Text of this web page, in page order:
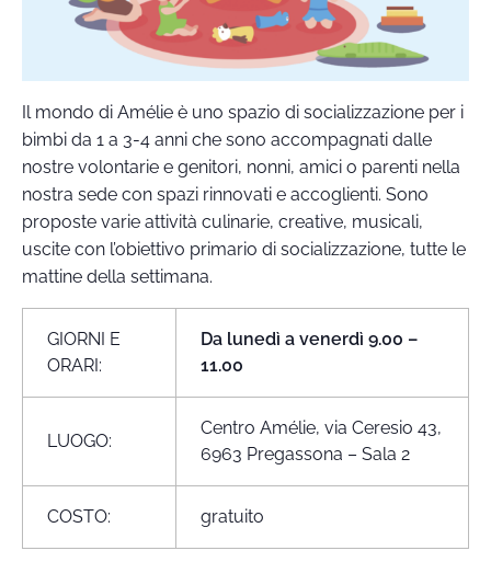
Il mondo di Amélie è uno spazio di socializzazione per i
bimbi da 1 a 3-4 anni che sono accompagnati dalle
nostre volontarie e genitori, nonni, amici o parenti nella
nostra sede con spazi rinnovati e accoglienti. Sono
proposte varie attività culinarie, creative, musicali,
uscite con l’obiettivo primario di socializzazione, tutte le
mattine della settimana.
GIORNI E
ORARI:
Da lunedì a venerdì 9.00 –
11.00
LUOGO:
Centro Amélie, via Ceresio 43,
6963 Pregassona – Sala 2
COSTO: gratuito